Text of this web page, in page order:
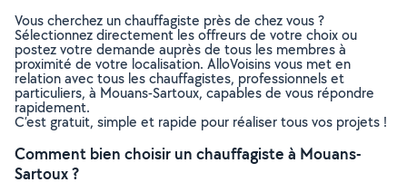
Vous cherchez un chauffagiste près de chez vous ?
Sélectionnez directement les offreurs de votre choix ou
postez votre demande auprès de tous les membres à
proximité de votre localisation. AlloVoisins vous met en
relation avec tous les chauffagistes, professionnels et
particuliers, à Mouans-Sartoux, capables de vous répondre
rapidement.
C’est gratuit, simple et rapide pour réaliser tous vos projets !
Comment bien choisir un chauffagiste à Mouans-
Sartoux ?